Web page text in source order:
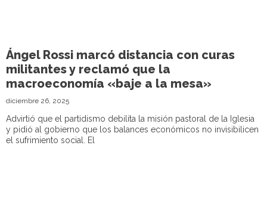
Ángel Rossi marcó distancia con curas
militantes y reclamó que la
macroeconomía «baje a la mesa»
diciembre 26, 2025
Advirtió que el partidismo debilita la misión pastoral de la Iglesia
y pidió al gobierno que los balances económicos no invisibilicen
el sufrimiento social. El